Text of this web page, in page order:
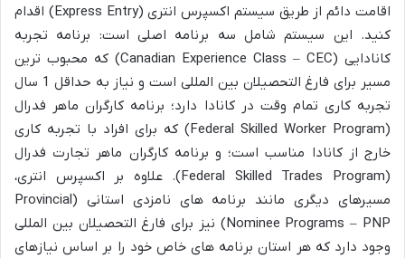
اقامت دائم از طریق سیستم اکسپرس انتری (Express Entry) اقدام
کنید. این سیستم شامل سه برنامه اصلی است: برنامه تجربه
کانادایی (Canadian Experience Class – CEC) که محبوب ترین
مسیر برای فارغ التحصیلان بین المللی است و نیاز به حداقل 1 سال
تجربه کاری تمام وقت در کانادا دارد؛ برنامه کارگران ماهر فدرال
(Federal Skilled Worker Program) که برای افراد با تجربه کاری
خارج از کانادا مناسب است؛ و برنامه کارگران ماهر تجارت فدرال
(Federal Skilled Trades Program). علاوه بر اکسپرس انتری،
مسیرهای دیگری مانند برنامه های نامزدی استانی (Provincial
Nominee Programs – PNP) نیز برای فارغ التحصیلان بین المللی
وجود دارد که هر استان برنامه های خاص خود را بر اساس نیازهای